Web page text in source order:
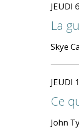
JEUDI
La
Skye
JEUDI
Ce
John